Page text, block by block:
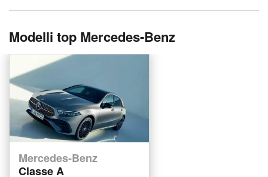
Modelli top Mercedes-Benz
Mercedes-Benz
Classe A